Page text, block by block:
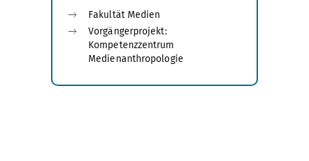
Fakultät Medien
Vorgängerprojekt:
Kompetenzzentrum
Medienanthropologie